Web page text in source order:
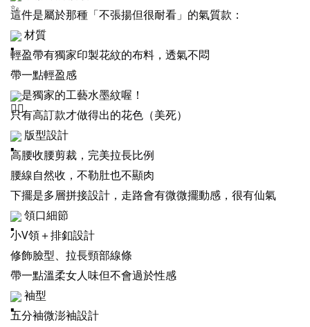
這件是屬於那種「不張揚但很耐看」的氣質款：
材質
輕盈帶有獨家印製花紋的布料，透氣不悶
帶一點輕盈感
是獨家的工藝水墨紋喔！
只有高訂款才做得出的花色（美死）
版型設計
高腰收腰剪裁，完美拉長比例
腰線自然收，不勒肚也不顯肉
下擺是多層拼接設計，走路會有微微擺動感，很有仙氣
領口細節
小V領＋排釦設計
修飾臉型、拉長頸部線條
帶一點溫柔女人味但不會過於性感
袖型
五分袖微澎袖設計